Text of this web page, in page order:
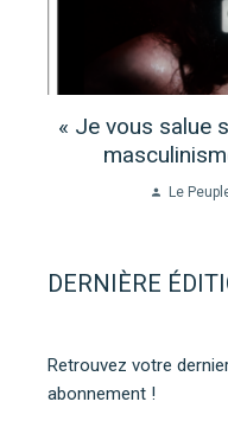
« Je vous salue
Le
DERNIÈRE
Retrouvez votre
abonnement !